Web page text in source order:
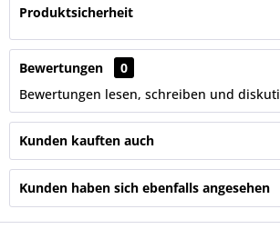
Produktsicherheit
Bewertungen
0
Bewertungen lesen, schreiben und
Kunden kauften auch
Kunden haben sich ebenfalls angesehen